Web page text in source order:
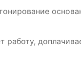
работу,